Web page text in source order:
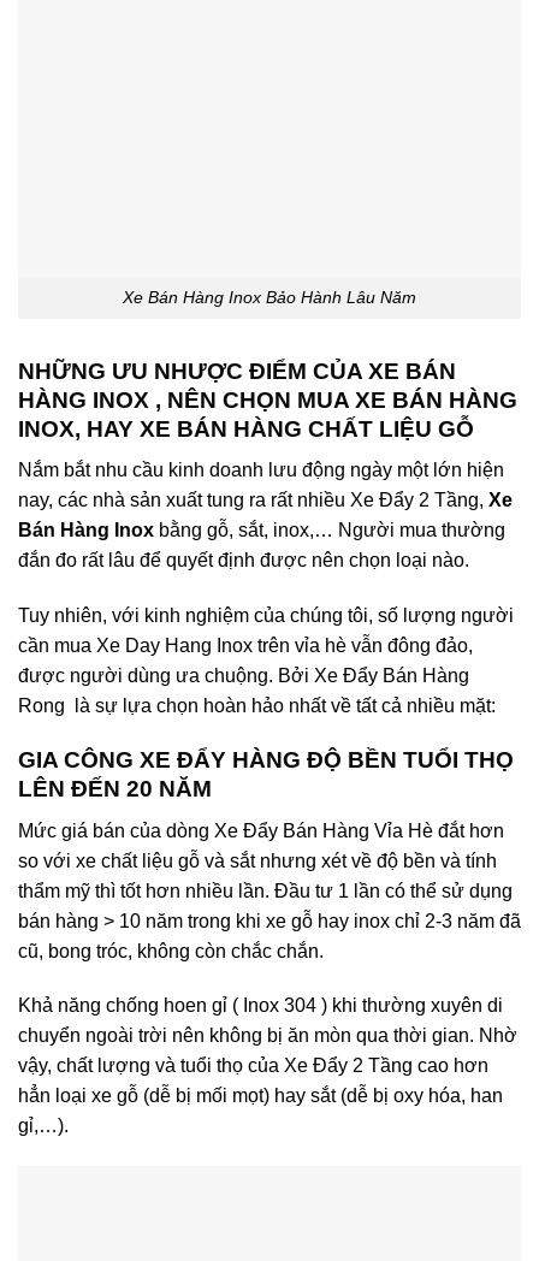
Xe Bán Hàng Inox Bảo Hành Lâu Năm
NHỮNG ƯU NHƯỢC ĐIỂM CỦA XE BÁN
HÀNG INOX , NÊN CHỌN MUA XE BÁN HÀNG
INOX, HAY XE BÁN HÀNG CHẤT LIỆU GỖ
Nắm bắt nhu cầu kinh doanh lưu động ngày một lớn hiện
nay, các nhà sản xuất tung ra rất nhiều Xe Đẩy 2 Tầng, Xe
Bán Hàng Inox bằng gỗ, sắt, inox,… Người mua thường
đắn đo rất lâu để quyết định được nên chọn loại nào.
Tuy nhiên, với kinh nghiệm của chúng tôi, số lượng người
cần mua Xe Day Hang Inox trên vỉa hè vẫn đông đảo,
được người dùng ưa chuộng. Bởi Xe Đẩy Bán Hàng
Rong là sự lựa chọn hoàn hảo nhất về tất cả nhiều mặt:
GIA CÔNG XE ĐẨY HÀNG ĐỘ BỀN TUỔI THỌ
LÊN ĐẾN 20 NĂM
Mức giá bán của dòng Xe Đẩy Bán Hàng Vỉa Hè đắt hơn
so với xe chất liệu gỗ và sắt nhưng xét về độ bền và tính
thẩm mỹ thì tốt hơn nhiều lần. Đầu tư 1 lần có thể sử dụng
bán hàng > 10 năm trong khi xe gỗ hay inox chỉ 2-3 năm đã
cũ, bong tróc, không còn chắc chắn.
Khả năng chống hoen gỉ ( Inox 304 ) khi thường xuyên di
chuyển ngoài trời nên không bị ăn mòn qua thời gian. Nhờ
vậy, chất lượng và tuổi thọ của Xe Đẩy 2 Tầng cao hơn
hẳn loại xe gỗ (dễ bị mối mọt) hay sắt (dễ bị oxy hóa, han
gỉ,…).